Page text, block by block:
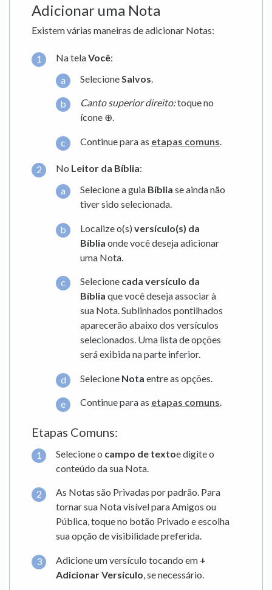
Adicionar uma Nota
Existem várias maneiras de adicionar Notas:
Na telaVocê:
Selecione Salvos
Canto superior direito:toque no
ícone ⊕.
Continue para as etapas comuns.
No Leitor da Bíblia:
Selecione a guia Bíblia se ainda não
tiver sido selecionada.
Localize o(s) versículo(s) da
Bíblia onde você deseja adicionar
uma Nota.
Selecione cada versículo da
Bíblia que você deseja associar à
sua Nota. Sublinhados pontilhados
aparecerão abaixo dos versículos
selecionados. Uma lista de opções
será exibida na parte inferior.
Selecione Nota entre as opções.
Continue para as etapas comuns.
Etapas Comuns:
Selecione o campo de textoe digite o
conteúdo da sua Nota.
As Notas são Privadas por padrão. Para
tornar sua Nota visível para Amigos ou
Pública, toque no botão Privado e escolha
sua opção de visibilidade preferida.
Adicione um versículo tocando em +
Adicionar Versículo, se necessário.